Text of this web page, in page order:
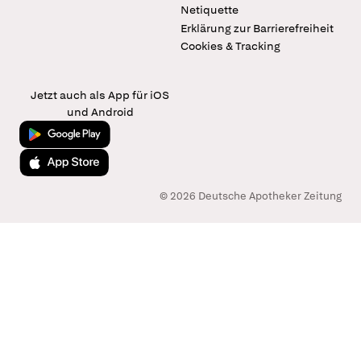
Netiquette
Erklärung zur Barrierefreiheit
Cookies & Tracking
Jetzt auch als App für iOS
und Android
Jetzt bei Google Play
Laden im App Store
© 2026 Deutsche Apotheker Zeitung